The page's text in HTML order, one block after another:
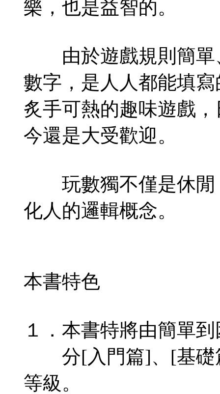
樂，也是益智的。
由於遊戲規則簡單
數字，是人人都能填
炙手可熱的趣味遊戲
今還是大受歡迎。
玩數獨不僅是休閒
化人的邏輯概念。
本書特色
１．本書特將由簡單
分[入門篇]、[基礎
等級。